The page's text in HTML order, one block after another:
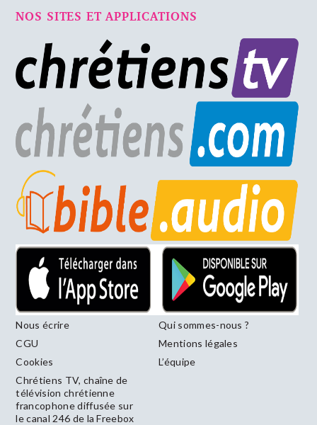
NOS SITES ET APPLICATIONS
Nous écrire
Qui sommes-nous ?
CGU
Mentions légales
Cookies
L’équipe
Chrétiens TV, chaîne de
télévision chrétienne
francophone diffusée sur
le canal 246 de la Freebox